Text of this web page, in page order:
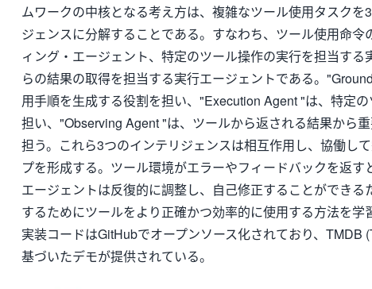
ムワークの中核となる考え方は、複雑なツール使用タスクを
ジェンスに分解することである。すなわち、ツール使用命
ィング・エージェント、特定のツール操作の実行を担当す
らの結果の取得を担当する実行エージェントである。
用手順を生成する役割を担い、"Execution Agent "は、特定
担い、"Observing Agent "は、ツールから返される結果から
担う。これら3つのインテリジェンスは相互作用し、協働し
プを形成する。ツール環境がエラーやフィードバックを返す
エージェントは反復的に調整し、自己修正することができる
するためにツールをより正確かつ効率的に使用する方法を学
実装コードはGitHubでオープンソース化されており、TMDB
基づいたデモが提供されている。